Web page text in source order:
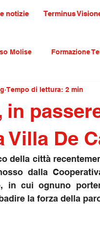
notizie Terminus
Molise Formazione
e turismo primo piano
in
Villa De
Tempo di lettura: 2 min
dalla
in cui ognuno
la forza della